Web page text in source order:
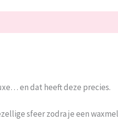
en dat heeft deze precies.
sfeer zodra je een